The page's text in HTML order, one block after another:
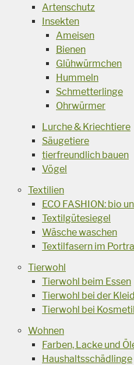
Artenschutz
Insekten
Ameisen
Bienen
Glühwürmchen
Hummeln
Schmetterlinge
Ohrwürmer
Lurche & Kriechtiere
Säugetiere
tierfreundlich bauen
Vögel
Textilien
ECO FASHION: bio
Textilgütesiegel
Wäsche waschen
Textilfasern im
Tierwohl
Tierwohl beim Essen
Tierwohl bei der
Tierwohl bei
Wohnen
Farben, Lacke und
Haushaltsschädlinge